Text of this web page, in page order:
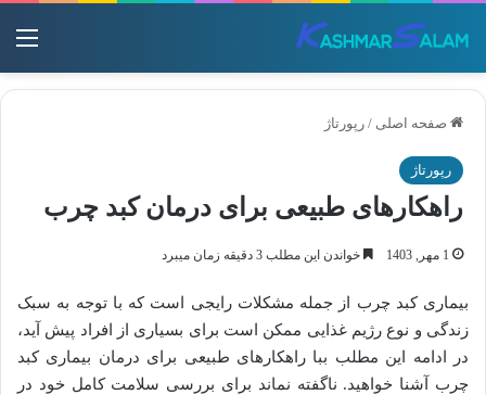
صفحه اصلی / رپورتاژ
رپورتاژ
راهکارهای طبیعی برای درمان کبد چرب
1 مهر, 1403 خواندن این مطلب 3 دقیقه زمان میبرد
بیماری کبد چرب از جمله مشکلات رایجی است که با توجه به سبک
زندگی و نوع رژیم غذایی ممکن است برای بسیاری از افراد پیش آید،
در ادامه این مطلب ببا راهکارهای طبیعی برای درمان بیماری کبد
چرب آشنا خواهید. ناگفته نماند برای بررسی سلامت کامل خود در